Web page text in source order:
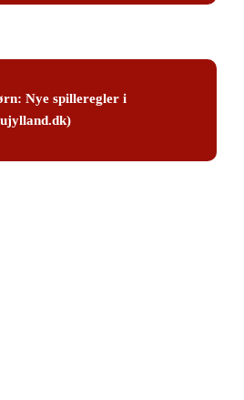
Nye spilleregler i